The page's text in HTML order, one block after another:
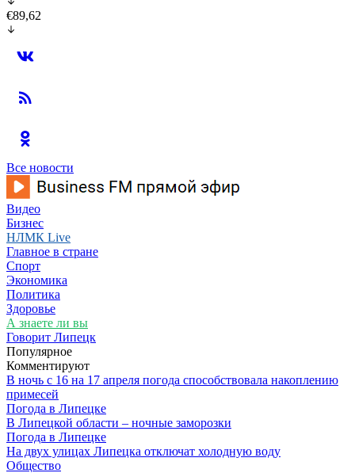
€89,62
Все новости
Видео
Бизнес
НЛМК Live
Главное в стране
Спорт
Экономика
Политика
Здоровье
А знаете ли вы
Говорит Липецк
Популярное
Комментируют
В ночь с 16 на 17 апреля погода способствовала накоплению
примесей
Погода в Липецке
В Липецкой области – ночные заморозки
Погода в Липецке
На двух улицах Липецка отключат холодную воду
Общество